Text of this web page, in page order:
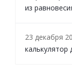
из
23 декабря
калькулятор